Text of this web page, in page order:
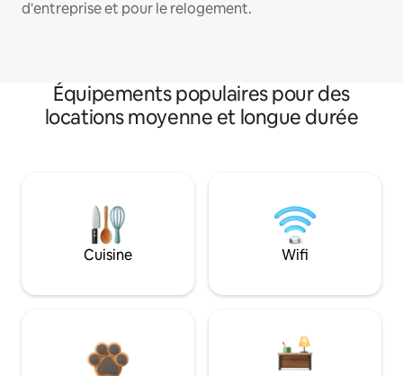
d'entreprise et pour le relogement.
Équipements populaires pour des
locations moyenne et longue durée
Cuisine Wifi